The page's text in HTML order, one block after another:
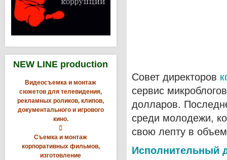
NEW LINE production
Видеосъемка и монтаж
сюжетов для телевидения,
рекламных роликов, клипов,
документального и игрового
кино.

Съемка и монтаж
корпоративных фильмов,
изготовление
Совет директоров
сервис
долларов.
среди молодежи,
свою лепту в
Исполнительный